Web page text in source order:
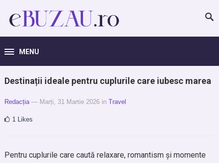
MENU
Destinații ideale pentru cuplurile care iubesc marea
Redacția — Marți, 31 Martie 2026 in Travel
1 Likes
Pentru cuplurile care caută relaxare, romantism și momente